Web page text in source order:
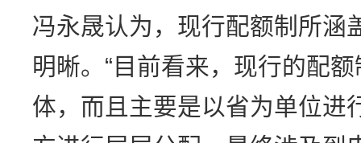
冯永晟认为，现行配额制所涵
明晰。“目前看来，现行的配
体，而且主要是以省为单位进